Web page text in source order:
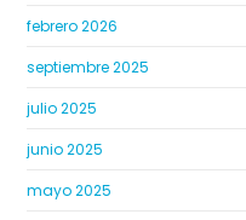
febrero 2026
septiembre 2025
julio 2025
junio 2025
mayo 2025